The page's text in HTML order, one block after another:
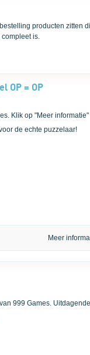
producten zitten
is.
OP = OP
Klik op "Meer informatie"
de echte puzzelaar!
Meer
999 Games.